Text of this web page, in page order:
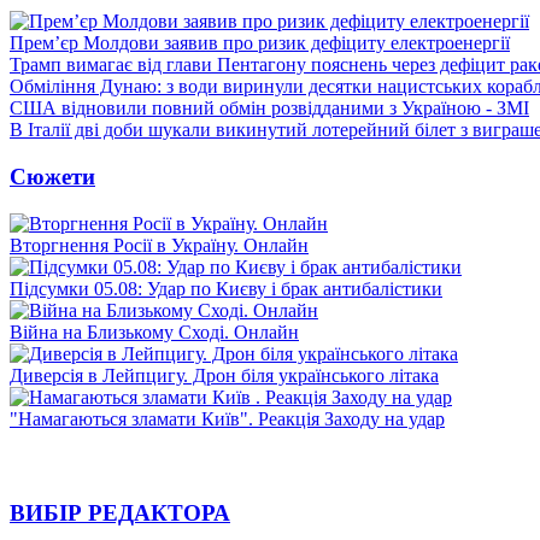
Прем’єр Молдови заявив про ризик дефіциту електроенергії
Трамп вимагає від глави Пентагону пояснень через дефіцит
Обміління Дунаю: з води виринули десятки нацистських
США відновили повний обмін розвідданими з Україною - ЗМІ
В Італії дві доби шукали викинутий лотерейний білет з
Сюжети
Вторгнення Росії в Україну. Онлайн
Підсумки 05.08: Удар по Києву і брак антибалістики
Війна на Близькому Сході. Онлайн
Диверсія в Лейпцигу. Дрон біля українського літака
"Намагаються зламати Київ". Реакція Заходу на удар
ВИБІР РЕДАКТОРА